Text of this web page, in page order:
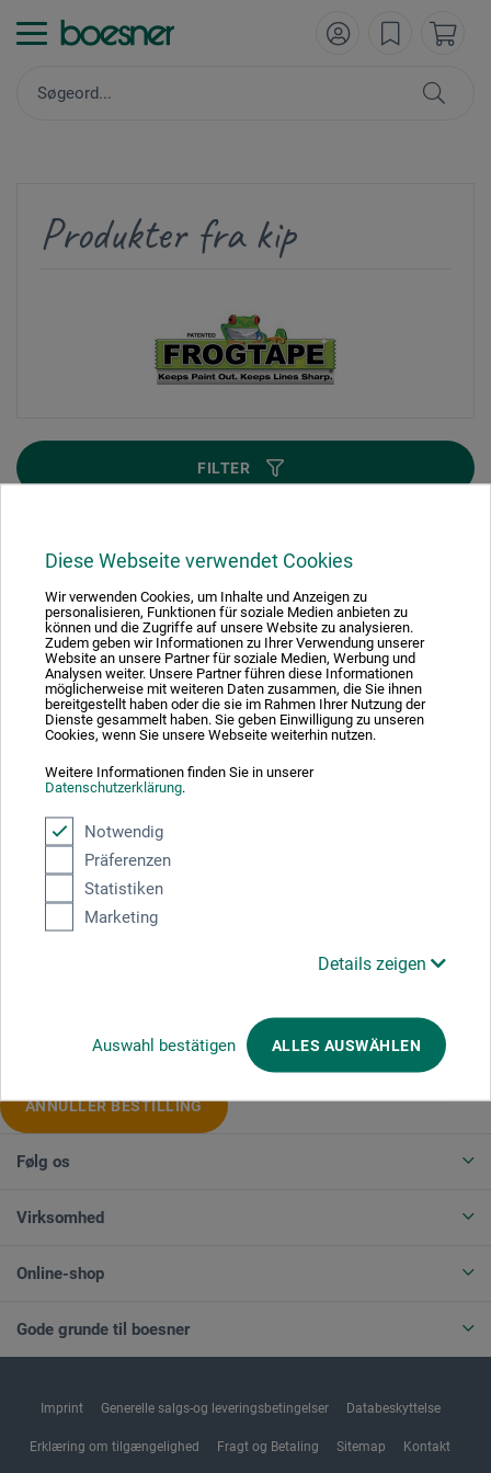
Diese Webseite verwendet Cookies
Wir verwenden Cookies, um Inhalte und Anzeigen zu
personalisieren, Funktionen für soziale Medien anbieten zu
können und die Zugriffe auf unsere Website zu analysieren.
Zudem geben wir Informationen zu Ihrer Verwendung unserer
Website an unsere Partner für soziale Medien, Werbung und
Analysen weiter. Unsere Partner führen diese Informationen
möglicherweise mit weiteren Daten zusammen, die Sie ihnen
bereitgestellt haben oder die sie im Rahmen Ihrer Nutzung der
Dienste gesammelt haben. Sie geben Einwilligung zu unseren
Cookies, wenn Sie unsere Webseite weiterhin nutzen.
Weitere Informationen finden Sie in unserer
Datenschutzerklärung.
Notwendig
Präferenzen
Statistiken
Marketing
Details zeigen
Auswahl bestätigen ALLES AUSWÄHLEN
Produkter fra kip
FILTER
1
Absolut sikker
Betalingsmetoder
ANNULLER BESTILLING
Følg os
Virksomhed
Online-shop
Gode grunde til boesner
Imprint Generelle salgs-og leveringsbetingelser Databeskyttelse
Erklæring om tilgængelighed Fragt og Betaling Sitemap Kontakt